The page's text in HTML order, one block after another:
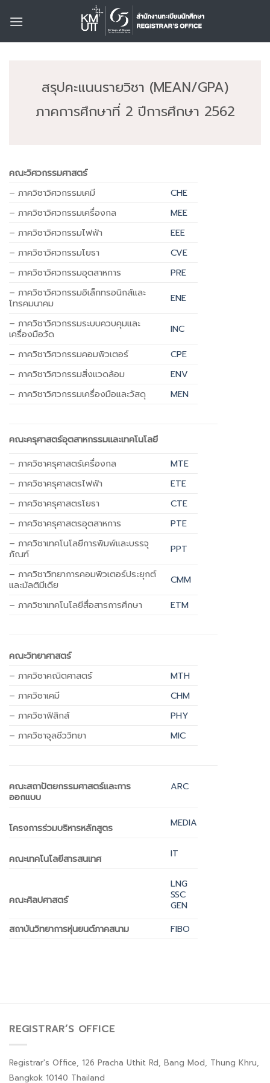
สรุปคะแนนรายวิชา (MEAN/GPA)
ภาคการศึกษาที่ 2 ปีการศึกษา 2562
คณะวิศวกรรมศาสตร์
– ภาควิชาวิศวกรรมเคมี
CHE
– ภาควิชาวิศวกรรมเครื่องกล
MEE
– ภาควิชาวิศวกรรมไฟฟ้า
EEE
– ภาควิชาวิศวกรรมโยธา
CVE
– ภาควิชาวิศวกรรมอุตสาหการ
PRE
– ภาควิชาวิศวกรรมอิเล็กทรอนิกส์และ
โทรคมนาคม
ENE
– ภาควิชาวิศวกรรมระบบควบคุมและ
เครื่องมือวัด
INC
– ภาควิชาวิศวกรรมคอมพิวเตอร์
CPE
– ภาควิชาวิศวกรรมสิ่งแวดล้อม
ENV
– ภาควิชาวิศวกรรมเครื่องมือและวัสดุ
MEN
คณะครุศาสตร์อุตสาหกรรมและเทคโนโลยี
– ภาควิชาครุศาสตร์เครื่องกล
MTE
– ภาควิชาครุศาสตรไฟฟ้า
ETE
– ภาควิชาครุศาสตรโยธา
CTE
– ภาควิชาครุศาสตรอุตสาหการ
PTE
– ภาควิชาเทคโนโลยีการพิมพ์และบรรจุ
ภัณฑ์
PPT
– ภาควิชาวิทยาการคอมพิวเตอร์ประยุกต์
และมัลติมีเดีย
CMM
– ภาควิชาเทคโนโลยีสื่อสารการศึกษา
ETM
คณะวิทยาศาสตร์
– ภาควิชาคณิตศาสตร์
MTH
– ภาควิชาเคมี
CHM
– ภาควิชาฟิสิกส์
PHY
– ภาควิชาจุลชีววิทยา
MIC
คณะสถาปัตยกรรมศาสตร์และการ
ออกแบบ
ARC
โครงการร่วมบริหารหลักสูตร MEDIA
คณะเทคโนโลยีสารสนเทศ IT
คณะศิลปศาสตร์
LNG
SSC
GEN
สถาบันวิทยาการหุ่นยนต์ภาคสนาม
FIBO
REGISTRAR’S OFFICE
Registrar's Office, 126 Pracha Uthit Rd, Bang Mod, Thung Khru,
Bangkok 10140 Thailand